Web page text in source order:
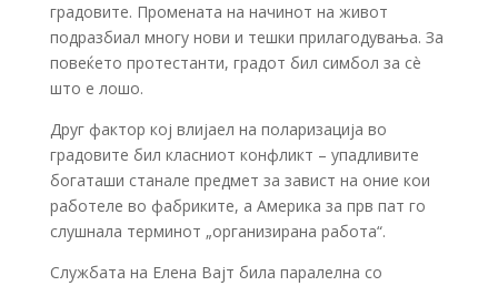
градовите. Промената на начинот на живот
подразбиал многу нови и тешки прилагодувања. За
повеќето протестанти, градот бил симбол за сè
што е лошо.
Друг фактор кој влијаел на поларизација во
градовите бил класниот конфликт – упадливите
богаташи станале предмет за завист на оние кои
работеле во фабриките, а Америка за прв пат го
слушнала терминот „организирана работа“.
Службата на Елена Вајт била паралелна со